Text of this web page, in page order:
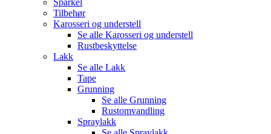
Tilbehør
Karosseri og understell
Se alle Karosseri og understell
Rustbeskyttelse
Lakk
Se alle Lakk
Tape
Grunning
Se alle Grunning
Rustomvandling
Spraylakk